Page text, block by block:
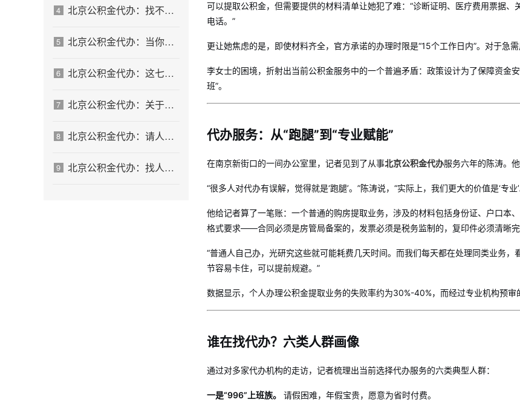
4 北京公积金代办：找不找代办的最终判断标准
5 北京公积金代办：当你犹豫要不要找人时，先看自己符合这几点吗
6 北京公积金代办：这七种情况，你真的不用找代办
7 北京公积金代办：关于找代办这件事的常见疑问，一次性说清楚
8 北京公积金代办：请人办之前，自己先做这几步
9 北京公积金代办：找人办不是放弃，是换一种方式解决
可以提取公积金，但需要提供的材料清单让她犯了难：“诊断证明、医疗费用票据
电话。”
更让她焦虑的是，即使材料齐全，官方承诺的办理时限是“15个工作日内”。对于急
李女士的困境，折射出当前公积金服务中的一个普遍矛盾：政策设计为了保障资金
班”。
代办服务：从“跑腿”到“专业赋能”
在南京新街口的一间办公室里，记者见到了从事北京公积金代办服务六年的陈涛。
“很多人对代办有误解，觉得就是‘跑腿’。”陈涛说，“实际上，我们更大的价值是‘专业
他给记者算了一笔账：一个普通的购房提取业务，涉及的材料包括身份证、户口本
格式要求——合同必须是房管局备案的，发票必须是税务监制的，复印件必须清晰完
“普通人自己办，光研究这些就可能耗费几天时间。而我们每天都在处理同类业务
节容易卡住，可以提前规避。”
数据显示，个人办理公积金提取业务的失败率约为30%-40%，而经过专业机构预审
谁在找代办？六类人群画像
通过对多家代办机构的走访，记者梳理出当前选择代办服务的六类典型人群：
一是“996”上班族。 请假困难，年假宝贵，愿意为省时付费。